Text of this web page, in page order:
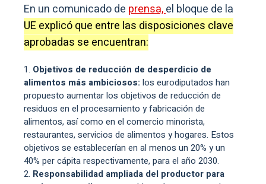
En un comunicado de prensa,el bloque de la
UE explicó que entre las disposiciones clave
aprobadas se encuentran:
Objetivos de reducción de desperdicio de
alimentos más ambiciosos: los eurodiputados han
propuesto aumentar los objetivos de reducción de
residuos en el procesamiento y fabricación de
alimentos, así como en el comercio minorista,
restaurantes, servicios de alimentos y hogares. Estos
objetivos se establecerían en al menos un 20% y un
40% per cápita respectivamente, para el año 2030.
Responsabilidad ampliada del productor para